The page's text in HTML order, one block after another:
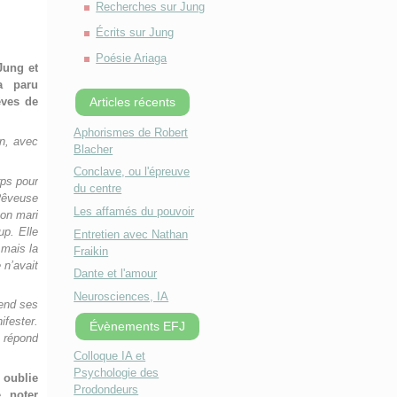
et
paru
de
avec
pour
mari
Elle
la
ses
oublie
Recherches sur Jung
Écrits sur Jung
Poésie Ariaga
Articles récents
Aphorismes de Robert
Blacher
Conclave, ou l'épreuve
du centre
Les affamés du pouvoir
Entretien avec Nathan
Fraikin
Dante et l'amour
Neurosciences, IA
Évènements EFJ
Colloque IA et
Psychologie des
Prodondeurs